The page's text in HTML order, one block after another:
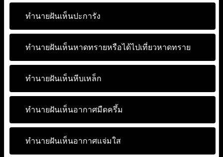
ทำนายฝันเห็นปะการัง
ทำนายฝันเห็นหาดทรายหรือได้ไปเที่ยวหาดทราย
ทำนายฝันเห็นหีบเหล็ก
ทำนายฝันเห็นอากาศมืดครึ้ม
ทำนายฝันเห็นอากาศแจ่มใส